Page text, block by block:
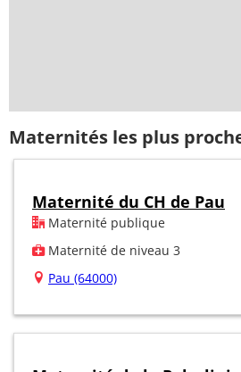
Maternités les plus
Maternité du CH de Pau
Maternité publique
Maternité de niveau 3
Pau (64000)